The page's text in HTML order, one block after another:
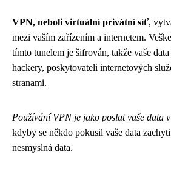
VPN, neboli virtuální privátní síť,
mezi vaším zařízením a internetem.
tímto tunelem je šifrován, takže vaše
hackery, poskytovateli internetových
stranami.
Používání VPN je jako poslat vaše data
kdyby se někdo pokusil vaše data
nesmyslná data.